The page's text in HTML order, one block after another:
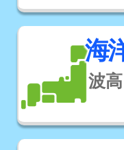
海
波